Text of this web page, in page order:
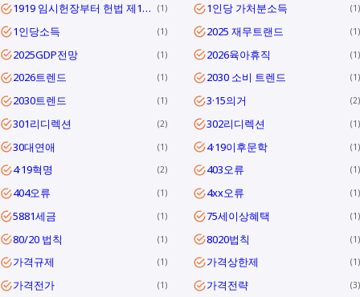
1919 임시헌장부터 헌법 제1조까지
1 1인당 가처분소득 1
1인당소득 1 2025 재무트랜드 1
2025GDP전망 1 2026육아휴직 1
2026트렌드 1 2030 소비 트렌드 1
2030트렌드 1 3·15의거 2
301리디렉션 2 302리디렉션 1
30대연애 1 4·19이후문학 1
4·19혁명 2 403오류 1
404오류 1 4xx오류 1
5881세금 1 75세이상혜택 1
80/20 법칙 1 8020법칙 1
가격규제 1 가격상한제 1
가격전가 1 가격전략 3